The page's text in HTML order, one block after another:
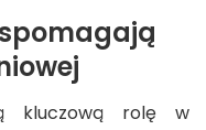
kluczową rolę w